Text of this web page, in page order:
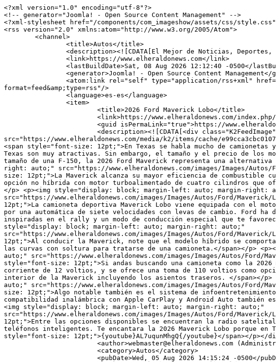
<?xml version="1.0" encoding="utf-8"?>
<!-- generator="Joomla! - Open Source Content Management" -->
<?xml-stylesheet href="/components/com_imageshow/assets/css/style.css" type="text/css"?>
<rss version="2.0" xmlns:atom="http://www.w3.org/2005/Atom">
	<channel>
		<title>Autos</title>
		<description><![CDATA[El Mejor de Noticias, Deportes, Espectaculos, Autos y Destinos]]></description>
		<link>https://www.elheraldonews.com</link>
		<lastBuildDate>Sat, 08 Aug 2026 12:12:40 -0500</lastBuildDate>
		<generator>Joomla! - Open Source Content Management</generator>
		<atom:link rel="self" type="application/rss+xml" href="https://www.elheraldonews.com/index.php/es/autos/itemlist/category/57-autos?format=feed&amp;type=rss"/>
		<language>es-es</language>
		<item>
			<title>2026 Ford Maverick Lobo</title>
			<link>https://www.elheraldonews.com/index.php/es/autos/item/677-2026-ford-maverick-lobo</link>
			<guid isPermaLink="true">https://www.elheraldonews.com/index.php/es/autos/item/677-2026-ford-maverick-lobo</guid>
			<description><![CDATA[<div class="K2FeedImage"><img src="https://www.elheraldonews.com/media/k2/items/cache/e99cca3cbc010706fcba1d1bd7112857_S.jpg" alt="2026 Ford Maverick Lobo" /></div><div class="K2FeedIntroText"><p><span style="font-size: 12pt;">En Texas se habla mucho de camionetas y la 2026 Ford Maverick Lobo es una de ellas. La camioneta Maverick Lobo es un tipo pickup en Texas son muy atractivas. Sin embargo, el tamaño y el precio de los modelos de tamaño completo pueden resultar intimidantes. Para quienes no necesitan un vehículo del tamaño de una F-150, la 2026 Ford Maverick representa una alternativa práctica y asequible. </span></p> <p><img style="display: block; margin-left: auto; margin-right: auto;" src="https://www.elheraldonews.com/images/Images/Autos/Ford/Maverick/Lobo/2026/2026_Ford_Maverick_Lobo_Frente.jpg" alt="" /> </p> <p><span style="font-size: 12pt;">La Maverick alcanza su mayor eficiencia de combustible cuando cuenta con el sistema de propulsión híbrido de serie, aunque también está disponible una opción no híbrida con motor turboalimentado de cuatro cilindros que ofrece una aceleración más rápida. Su capacidad de remolque llega hasta las 4000 libras.</span></p> <p><img style="display: block; margin-left: auto; margin-right: auto;" src="https://www.elheraldonews.com/images/Images/Autos/Ford/Maverick/Lobo/2026/2026_Ford_Maverick_Lobo_Tablero.jpg" alt="" /><br /> <br /><span style="font-size: 12pt;">La camioneta deportiva Maverick Lobo viene equipada con el motor turbo de cuatro cilindros y tracción total, pero sustituye la transmisión de ocho velocidades por una automática de siete velocidades con levas de cambio. Ford ha dotado a la Lobo de una suspensión rebajada, frenos mejorados, atractivas llantas de 19 pulgadas inspiradas en el rally y un modo de conducción especial que te favorece el deslizamiento de la parte trasera al salir de las curvas. </span></p> <p><img style="display: block; margin-left: auto; margin-right: auto;" src="https://www.elheraldonews.com/images/Images/Autos/Ford/Maverick/Lobo/2026/2026_Ford_Maverick_Lobo_Primera_Fila.jpg" alt="" /> </p> <p><span style="font-size: 12pt;">Al conducir la Maverick, note que el modelo híbrido se comporta prácticamente igual que antes. Sin embargo, disfrute del manejo más ágil de la Lobo, que toma las curvas con soltura para tratarse de una camioneta.</span></p> <p><span style="font-size: 12pt;"><img style="display: block; margin-left: auto; margin-right: auto;" src="https://www.elheraldonews.com/images/Images/Autos/Ford/Maverick/Lobo/2026/2026_Ford_Maverick_Lobo_Segunda_Fila.jpg" alt="" /></span></p> <p><span style="font-size: 12pt;">Si andas buscando una camioneta como la 2026 Maverick Lobo ya se para el trabajo o no, la caja de carga también cuenta con una toma de corriente de 12 voltios, y se ofrece una toma de 110 voltios como opción. Durante mi semana de prueba con la edición Lobo, logre acomodar 11 maletas de mano en el interior de la Maverick incluyendo los asientos traseros. </span></p> <p><span style="font-size: 12pt;"><img style="display: block; margin-left: auto; margin-right: auto;" src="https://www.elheraldonews.com/images/Images/Autos/Ford/Maverick/Lobo/2026/2026_Ford_Maverick_Lobo_Modelo.jpg" alt="" /></span></p> <p><span style="font-size: 12pt;">Algo notable también es el sistema de infoentretenimiento con pantalla táctil de 13,2 pulgadas viene de serie en todas las versiones de la Maverick. La compatibilidad inalámbrica con Apple CarPlay y Android Auto también es estándar, e incluso el modelo base incluye un punto de acceso Wi-Fi integrado. </span></p> <p><img style="display: block; margin-left: auto; margin-right: auto;" src="https://www.elheraldonews.com/images/Images/Autos/Ford/Maverick/Lobo/2026/2026_Ford_Maverick_Lobo_Caja-Trasero.jpg" alt="" /> </p> <p><span style="font-size: 12pt;">Entre las opciones disponibles se encuentran la radio satelital SiriusXM, un sistema de audio B&amp;O Play mejorado y la capacidad de carga inalámbrica para teléfonos inteligentes. Te encantara la 2026 Maverick Lobo porque en Texas de camionetas hablamos y probamos muy bien.</span></p> <p style="text-align: center;"><span style="font-size: 12pt;">{youtube}AL7uqunMhgQ{/youtube}</span></p></div>]]></description>
			<author>webmaster@elheraldonews.com (Administrator)</author>
			<category>Autos</category>
			<pubDate>Wed, 05 Aug 2026 14:15:24 -0500</pubDate>
			<enclosure url="https://www.elheraldonews.com/media/k2/items/cache/e99cca3cbc010706fcba1d1bd7112857_S.jpg" length="26254" type="image/jpeg"/>
		</item>
		<item>
			<title>2026 Genesis GV60</title>
			<link>https://www.elheraldonews.com/index.php/es/autos/item/675-2026-genesis-gv60</link>
			<guid isPermaLink="true">https://www.elheraldonews.com/index.php/es/autos/item/675-2026-genesis-gv60</guid>
			<description><![CDATA[<div class="K2FeedImage"><img src="https://www.elheraldonews.com/media/k2/items/cache/a6026d97db0c19ba76f2c5c141efd324_S.jpg" alt="2026 Genesis GV60" /></div><div class="K2FeedIntroText"><p><span style="font-size: 12pt;">El 2026 Genesis GV60 es un vehiculo super lindo con todo lo que buscas para sentirte sensacional. Esto significa que el Genesis eléctrico ofrece un comportamiento en carretera refinado, una autonomía competitiva, capacidad de carga rápida y una aceleración veloz con mucha personalidad. Además, el GV60 cuenta con un interior lujoso y hermoso que te encantara y el estatus de una marca premium.</span></p> <p><span style="font-size: 12pt;"><img style="display: block; margin-left: auto; margin-right: auto;" src="https://www.elheraldonews.com/images/Images/Autos/Hyundai/Genesis/GV60/2026_Genesis_GV60_Primera_Fila.jpg" alt="" /></span></p> <p><span style="font-size: 12pt;"> Sin embargo, en comparación con rivales electricos, el GV60 resulta algo ajustado y su practicidad no es tan impresionante como la de otros SUV.</span></p> <p><span style="font-size: 12pt;"><img style="display: block; margin-left: auto; margin-right: auto;" src="https://www.elheraldonews.com/images/Images/Autos/Hyundai/Genesis/GV60/2026_Genesis_GV60_Tablero.jpg" alt="" /></span></p> <p><span style="font-size: 12pt;">El 2026 Genesis GV60 es único con su combinación de lujo, tecnología y valor lo convierte en una opción sólida dentro del segmento, siempre y cuando no te desagraden detalles llamativos que la verdad me encantaron. Tambien durante mi semana de prueba note otros detalles poco convencionales, como la palanca de cambios con forma de esfera de cristal y las funciones de biometría y reconocimiento facial.</span></p> <p><span style="font-size: 12pt;"><img style="display: block; margin-left: auto; margin-right: auto;" src="https://www.elheraldonews.com/images/Images/Autos/Hyundai/Genesis/GV60/2026_Genesis_GV60_Volante.jpg" alt="" /></span></p> <p><span style="font-size: 12pt;">Algo notable es que al circular a velocidad el modo crucero, el habitáculo permanece en un silencio absoluto; sin embargo, ante un tramo de carretera sinuosa por Dallas, el GV60 ofrece la agilidad suficiente para entretener al conductor y la estabilidad necesaria para inspirar confianza. Esto fue genial, disfrute mucho el manejo suave y elegante. El Genesis GV60 me sorprende porque incorpora una batería de mayor capacidad (84,0 kWh). El modelo base de tracción trasera ofrece la mayor autonomía, con 306 millas por carga, mientras que la versión Performance de tracción total ofrece la menor, con 252 millas.</span></p> <p><img style="display: block; margin-left: auto; margin-right: auto;" src="https://www.elheraldonews.com/images/Images/Autos/Hyundai/Genesis/GV60/2026_Genesis_GV60_Trasero_Esquina.jpg" alt="" /><br /> <br /><span style="font-size: 12pt;">El 2026 Genesis GV60 viene con una pantalla de infoentretenimiento de 27,0 pulgadas que se extiende desde detrás del volante hasta el centro del tablero. Incluye de serie compatibilidad inalámbrica con Apple CarPlay y Android Auto, así como una base de carga inalámbrica. </span></p> <p><span style="font-size: 12pt;"><img style="display: block; margin-left: auto; margin-right: auto;" src="https://www.elheraldonews.com/images/Images/Autos/Hyundai/Genesis/GV60/2026_Genesis_GV60_Selector_Cambios.jpg" alt="" /></span></p> <p><span style="font-size: 12pt;">Un mando giratorio en la consola central funciona también como control para la pantalla táctil. El GV60 tambien viene con un sistema de audio premium Bang &amp; Olufsen viene de serie en los niveles de equipamiento Advanced y Premium.</span></p> <p style="text-align: center;"><span style="font-size: 12pt;">{youtube}eUIBAf-qdfw{/youtube}</span></p></div>]]></description>
			<author>webmaster@elheraldonews.com (Administrator)</author>
			<category>Autos</category>
			<pubDate>Tue, 04 Aug 2026 18:49:22 -0500</pubDate>
			<enclosure url="https://www.elheraldonews.com/media/k2/items/cache/a6026d97db0c19ba76f2c5c141efd324_S.jpg" length="28448" type="image/jpeg"/>
		</item>
		<item>
			<title>2026 Toyota Corolla P